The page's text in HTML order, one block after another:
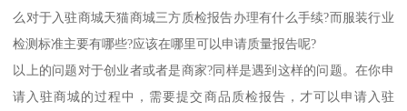
么对于入驻商城天猫商城三方质检报告办理有什么手续?而服装行业
检测标准主要有哪些?应该在哪里可以申请质量报告呢?
以上的问题对于创业者或者是商家?同样是遇到这样的问题。在你申
请入驻商城的过程中，需要提交商品质检报告，才可以申请入驻